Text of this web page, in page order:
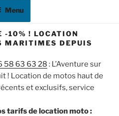
Menu
-10% ! LOCATION
MARITIMES DEPUIS
58 63 63 28 : L’Aventure sur
! Location de motos haut de
et exclusifs, service
tarifs de location moto :